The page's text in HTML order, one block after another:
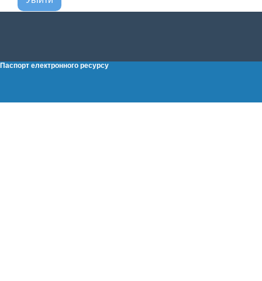
Паспорт електронного ресурсу